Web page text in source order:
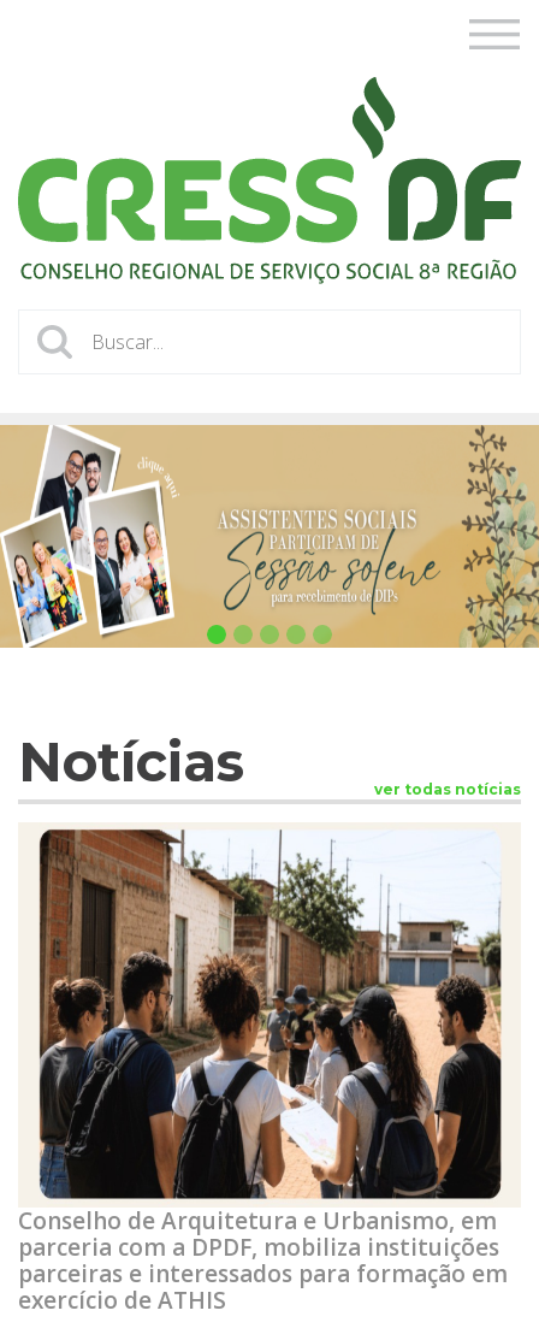
Notícias ver todas notícias
Conselho de Arquitetura e Urbanismo, em
parceria com a DPDF, mobiliza instituições
parceiras e interessados para formação em
exercício de ATHIS